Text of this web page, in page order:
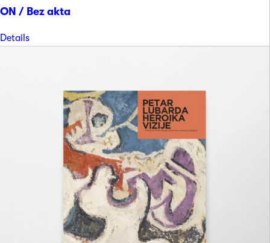
ON / Bez akta
Details